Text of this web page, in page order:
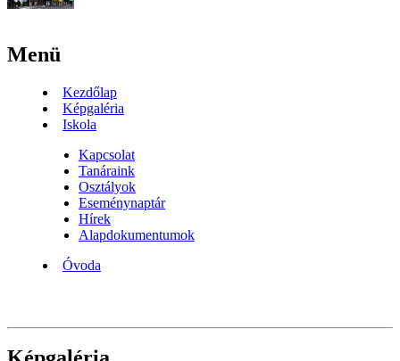
Menü
Kezdőlap
Képgaléria
Iskola
Kapcsolat
Tanáraink
Osztályok
Eseménynaptár
Hírek
Alapdokumentumok
Óvoda